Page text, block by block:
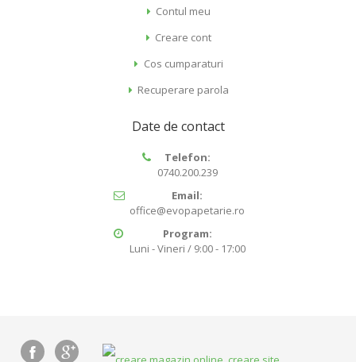
Contul meu
Creare cont
Cos cumparaturi
Recuperare parola
Date de contact
Telefon:
0740.200.239
Email:
office@evopapetarie.ro
Program:
Luni - Vineri / 9:00 - 17:00